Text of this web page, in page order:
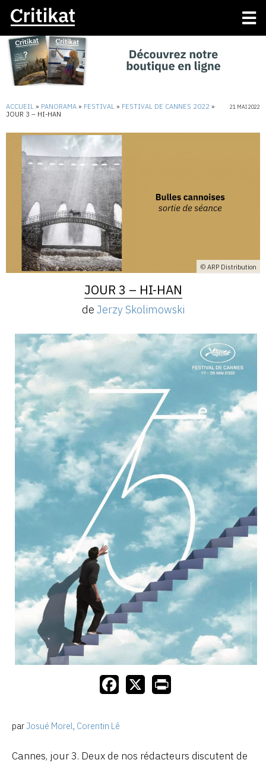
ACCUEIL » PANORAMA » FESTIVAL » FESTIVAL DE CANNES 2022 »
JOUR 3 – HI-HAN
21 MAI 2022
© ARP Distribution
JOUR 3 – HI-HAN
de Jerzy Skolimowski
parJosué Morel, Corentin Lê
Cannes, jour 3. Deux de nos rédacteurs discutent de